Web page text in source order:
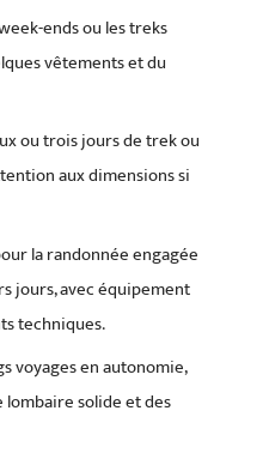
ends ou les treks
vêtements et du
ou trois jours de trek ou
aux dimensions si
la randonnée engagée
jours, avec équipement
techniques.
voyages en autonomie,
solide et des